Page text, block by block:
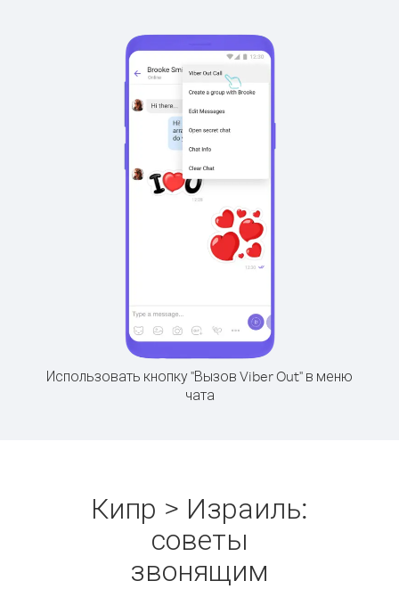
Использовать кнопку "Вызов Viber Out" в меню
чата
Кипр > Израиль:
советы
звонящим